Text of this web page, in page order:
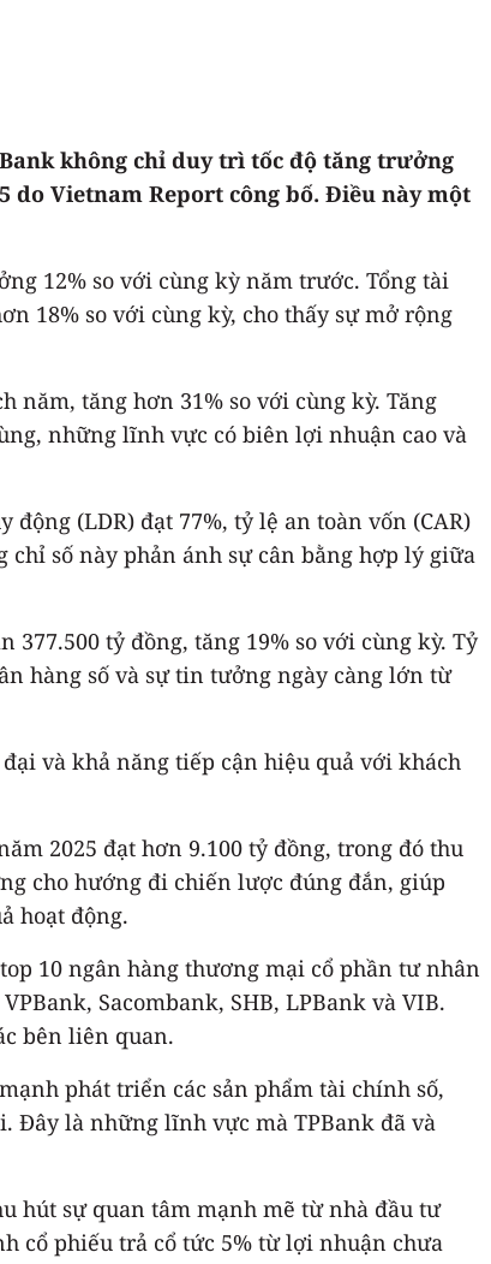
không chỉ duy trì tốc độ tăng trưởng
Vietnam Report công bố. Điều này một
12% so với cùng kỳ năm trước. Tổng tài
18% so với cùng kỳ, cho thấy sự mở rộng
năm, tăng hơn 31% so với cùng kỳ. Tăng
những lĩnh vực có biên lợi nhuận cao và
(LDR) đạt 77%, tỷ lệ an toàn vốn (CAR)
số này phản ánh sự cân bằng hợp lý giữa
tỷ đồng, tăng 19% so với cùng kỳ. Tỷ
hàng số và sự tin tưởng ngày càng lớn từ
và khả năng tiếp cận hiệu quả với khách
2025 đạt hơn 9.100 tỷ đồng, trong đó thu
cho hướng đi chiến lược đúng đắn, giúp
hoạt động.
10 ngân hàng thương mại cổ phần tư nhân
Sacombank, SHB, LPBank và VIB.
bên liên quan.
phát triển các sản phẩm tài chính số,
Đây là những lĩnh vực mà TPBank đã và
hút sự quan tâm mạnh mẽ từ nhà đầu tư
cổ phiếu trả cổ tức 5% từ lợi nhuận chưa